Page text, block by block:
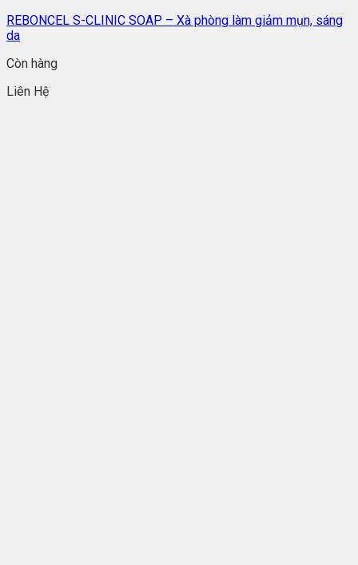
REBONCEL S-CLINIC SOAP – Xà phòng làm giảm mụn, sáng
da
Còn hàng
Liên Hệ